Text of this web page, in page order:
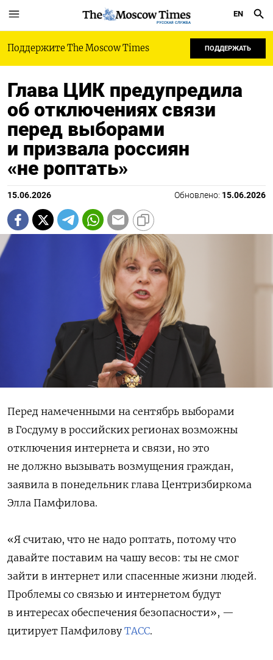
РУССКАЯ СЛУЖБА
EN
Поддержите The Moscow Times ПОДДЕРЖАТЬ
Глава ЦИК предупредила
об отключениях связи
перед выборами
и призвала россиян
«не роптать»
15.06.2026 Обновлено: 15.06.2026
Перед намеченными на сентябрь выборами
в Госдуму в российских регионах возможны
отключения интернета и связи, но это
не должно вызывать возмущения граждан,
заявила в понедельник глава Центризбиркома
Элла Памфилова.
«Я считаю, что не надо роптать, потому что
давайте поставим на чашу весов: ты не смог
зайти в интернет или спасенные жизни людей.
Проблемы со связью и интернетом будут
в интересах обеспечения безопасности», —
цитирует Памфилову ТАСС.